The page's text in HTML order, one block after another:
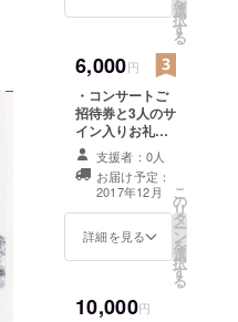
選
択
す
る
6,000円
・コンサートご
招待券と3人のサ
イン入りお礼状
（当日会場に
てお渡しいたし
ます） ・終演後
3人との記念写真
（カメラ持参で
お願いします）
支援者：0人
お届け予定：
2017年12月
詳細を見る
こ
の
リ
タ
ー
ン
を
選
択
す
る
10,000円